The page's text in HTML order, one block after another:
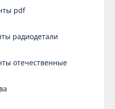
pdf
радиодетали
отечественные